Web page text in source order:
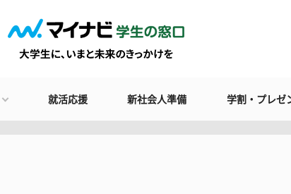
就活応援 新社会人準備 学割・プレゼ